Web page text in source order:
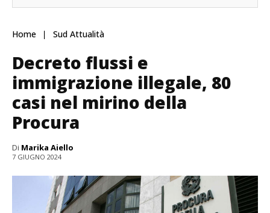
Home Sud Attualità
Decreto flussi e
immigrazione illegale, 80
casi nel mirino della
Procura
Di Marika Aiello
7 GIUGNO 2024